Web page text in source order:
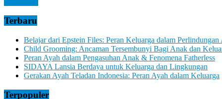
Terbaru
Belajar dari Epstein Files: Peran Keluarga dalam Perlindungan
Child Grooming: Ancaman Tersembunyi Bagi Anak dan
Peran Ayah dalam Pengasuhan Anak & Fenomena Fatherless
SIDAYA Lansia Berdaya untuk Keluarga dan Lingkungan
Gerakan Ayah Teladan Indonesia: Peran Ayah dalam Keluarga
Terpopuler